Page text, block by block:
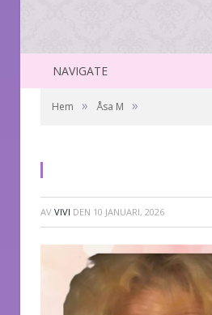
NAVIGATE
Hem » Åsa M »
AV VIVI DEN 10 JANUARI, 2026